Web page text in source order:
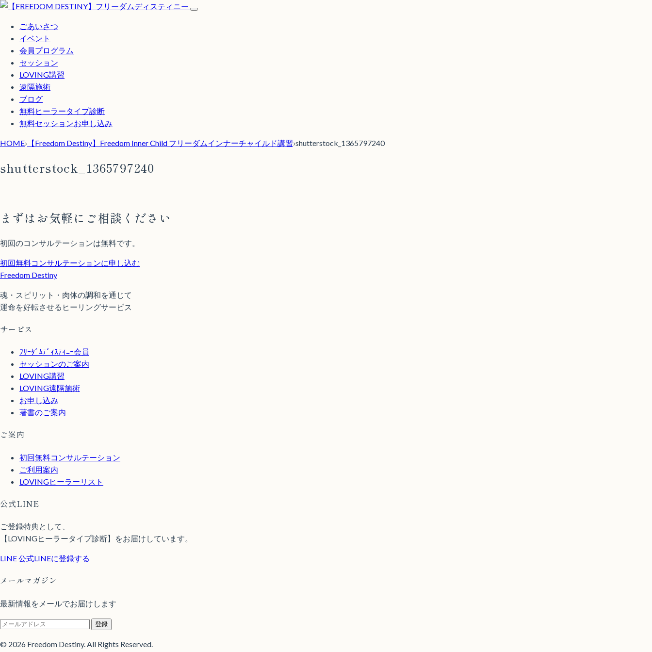
ごあいさつ
イベント
会員プログラム
セッション
LOVING講習
遠隔施術
ブログ
無料ヒーラータイプ診断
無料セッションお申し込み
HOME› 【Freedom Destiny】Freedom Inner Child フリーダムインナーチャイルド講習›shutterstock_1365797240
shutterstock_1365797240
まずはお気軽にご相談ください
初回のコンサルテーションは無料です。
初回無料コンサルテーションに申し込む
Freedom Destiny
魂・スピリット・肉体の調和を通じて
運命を好転させるヒーリングサービス
サービス
ﾌﾘｰﾀﾞﾑﾃﾞｨｽﾃｨﾆｰ会員
セッションのご案内
LOVING講習
LOVING遠隔施術
お申し込み
著書のご案内
ご案内
初回無料コンサルテーション
ご利用案内
LOVINGヒーラーリスト
公式LINE
ご登録特典として、
【LOVINGヒーラータイプ診断】をお届けしています。
LINE公式LINEに登録する
メールマガジン
最新情報をメールでお届けします
登録
© 2026 Freedom Destiny. All Rights Reserved.